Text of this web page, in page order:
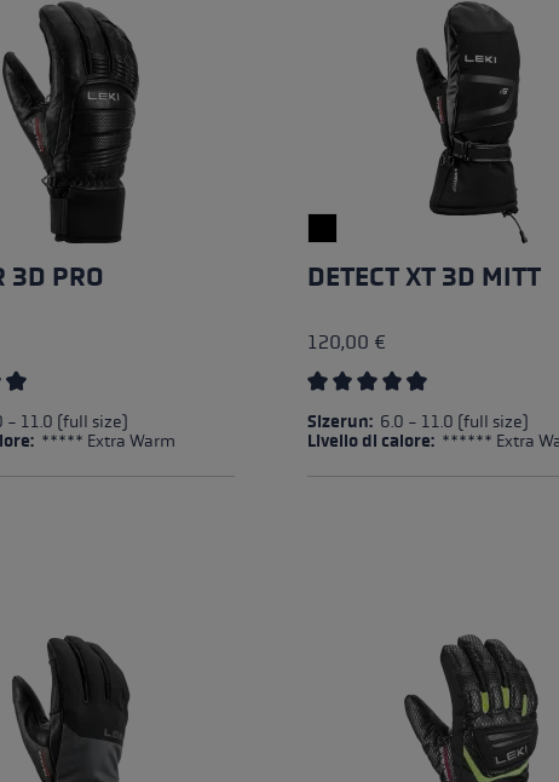
Accessori e pezzi di ricambio
la tecnica corretta per
taglia di guanti
3D PRO
media di 4.57 su 5 stelle
- 11.0 (full size)
***** Extra Warm
DETECT XT 3D MITT
120,00 €
Valutazione media di 4.5 su
Sizerun: 6.0 - 11.0 (full size)
Livello di calore: ****** Extra